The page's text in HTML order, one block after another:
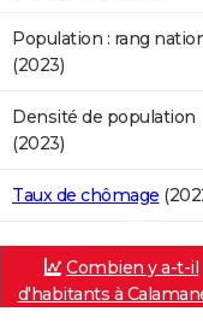
Population : rang
(2023)
Densité de population
(2023)
Taux de chômage
Combien y a-t-il
d'habitants à